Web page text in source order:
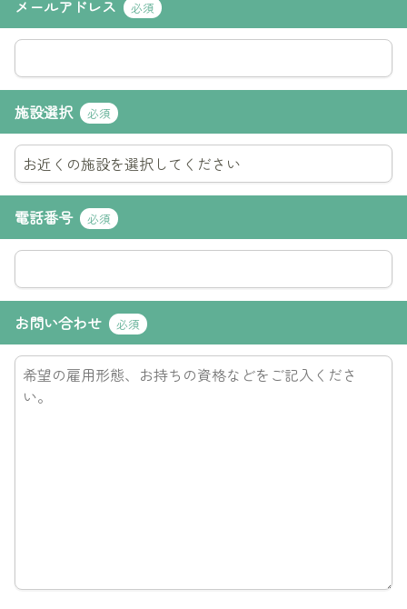
メールアドレス 必須
施設選択 必須
電話番号 必須
お問い合わせ 必須